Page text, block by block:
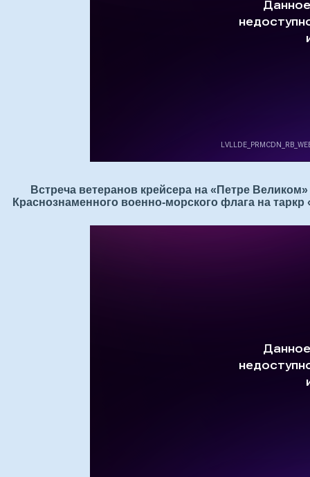
Встреча ветеранов крейсера на «Петре
Краснознаменного военно-морского флага на